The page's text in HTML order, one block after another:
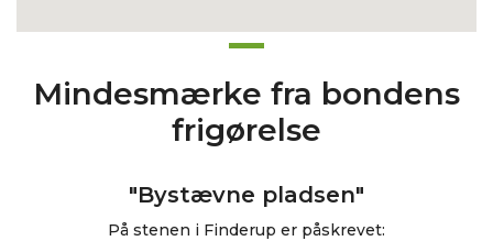
Mindesmærke fra bondens
frigørelse
"Bystævne pladsen"
På stenen i Finderup er påskrevet: